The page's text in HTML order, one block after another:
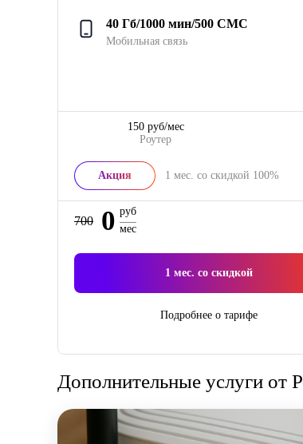
40 Гб/1000 мин/500 СМС
Мобильная связь
Роутер
150 руб/мес
Акция 1 мес. со скидкой 100%
700 0 руб
мес
1 мес. со скидкой
Подробнее о тарифе
Дополнительные услуги от